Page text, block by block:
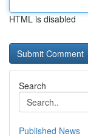
HTML is disabled
Search
Published News